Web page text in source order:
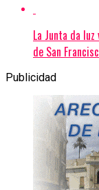
La Junta da
de San
Publicidad